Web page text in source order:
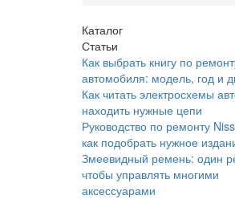
Каталог
Статьи
Как выбрать книгу по
автомобиля: модель, год и
Как читать электросхемы
находить нужные цепи
Руководство по ремонту
как подобрать нужное
Змеевидный ремень: один
чтобы управлять многими
аксессуарами